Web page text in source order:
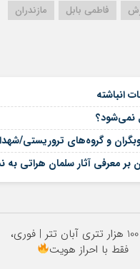
فاطمی بابل مازندران
انباشته
نمی‌شود؟
و گروه‌های تروریستی/
بر معرفی آثار سلمان هراتی
وام 100 هزار تتری آبان تتر | فوری،
فقط با احراز هویت